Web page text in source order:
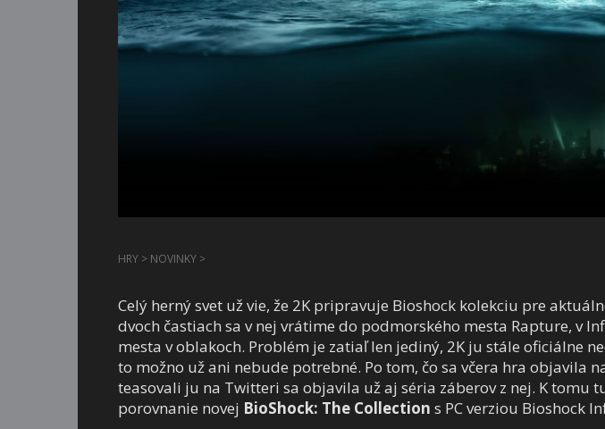
HRY > NOVINKY >
Celý herný svet už vie, že 2K pripravuje Bioshock kolekciu pre
dvoch častiach sa v nej vrátime do podmorského mesta Rapture, v
mesta v oblakoch. Problém je zatiaľ len jediný, 2K ju stále oficiálne
to možno už ani nebude potrebné. Po tom, čo sa včera hra objavila
teasovali ju na Twitteri sa objavila už aj séria záberov z nej. K tomu
porovnanie novej BioShock: The Collection s PC verziou Bioshock